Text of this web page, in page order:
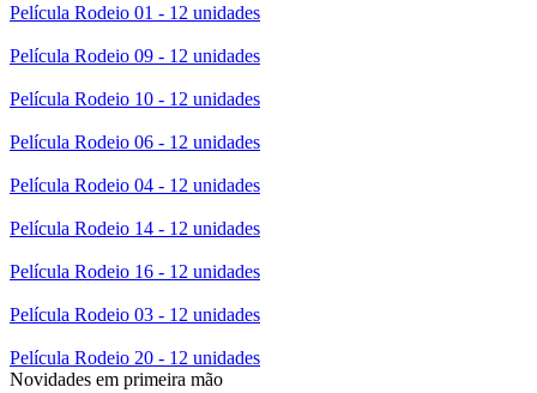
Película Rodeio 01 - 12 unidades
Película Rodeio 09 - 12 unidades
Película Rodeio 10 - 12 unidades
Película Rodeio 06 - 12 unidades
Película Rodeio 04 - 12 unidades
Película Rodeio 14 - 12 unidades
Película Rodeio 16 - 12 unidades
Película Rodeio 03 - 12 unidades
Película Rodeio 20 - 12 unidades
Novidades em primeira mão